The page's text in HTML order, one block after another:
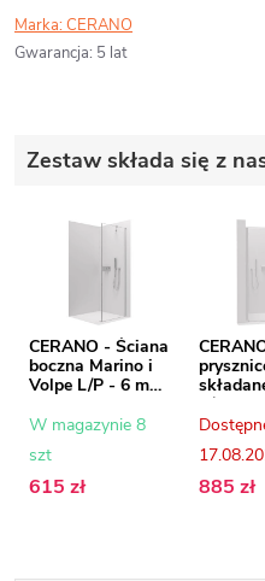
Marka:CERANO
Gwarancja: 5 lat
Zestaw składa się z
CERANO - Ściana
boczna Marino i
Volpe L/P - 6 mm
transparentne -
W magazynie 8
szt
615 zł
L/P - 6
chrom,
90x190
885 zł